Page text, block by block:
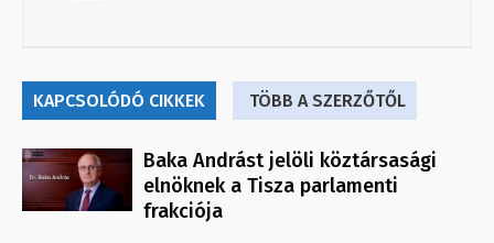
KAPCSOLÓDÓ CIKKEK TÖBB A SZERZŐTŐL
Baka Andrást jelöli köztársasági
elnöknek a Tisza parlamenti
frakciója